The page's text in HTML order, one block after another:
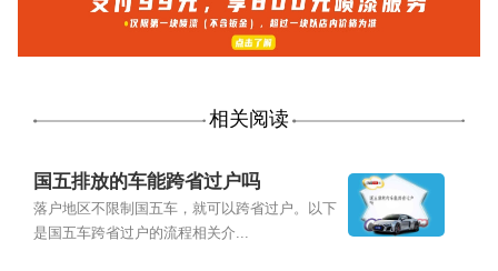
相关阅读
国五排放的车能跨省过户吗
落户地区不限制国五车，就可以跨省过户。以下
是国五车跨省过户的流程相关介...